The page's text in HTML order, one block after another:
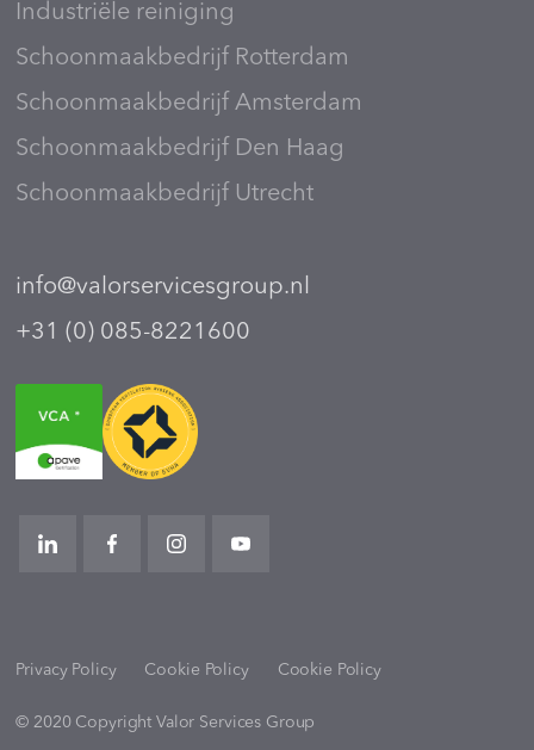
Industriële reiniging
Schoonmaakbedrijf Rotterdam
Schoonmaakbedrijf Amsterdam
Schoonmaakbedrijf Den Haag
Schoonmaakbedrijf Utrecht
info@valorservicesgroup.nl
+31 (0) 085-8221600
Privacy Policy Cookie Policy Cookie Policy
© 2020 Copyright Valor Services Group